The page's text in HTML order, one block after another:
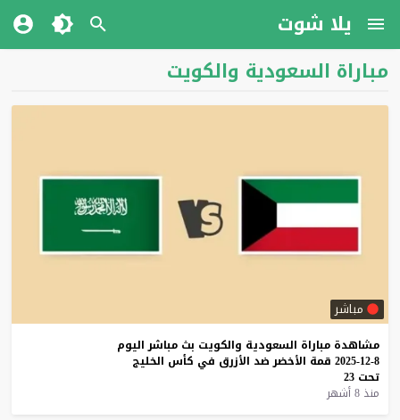
يلا شوت
مباراة السعودية والكويت
مباشر
مشاهدة مباراة السعودية والكويت بث مباشر اليوم
8-12-2025
قمة الأخضر ضد الأزرق في كأس الخليج
تحت 23
منذ 8 أشهر